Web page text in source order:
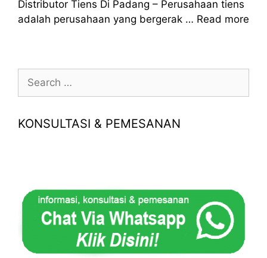
Distributor Tiens Di Padang – Perusahaan tiens
adalah perusahaan yang bergerak … Read more
Search
for:
KONSULTASI & PEMESANAN